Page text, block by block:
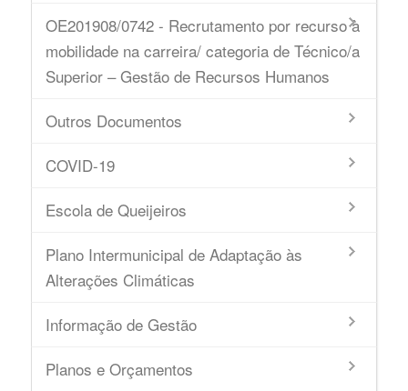
OE201908/0742 - Recrutamento por recurso à
mobilidade na carreira/ categoria de Técnico/a
Superior – Gestão de Recursos Humanos
Outros Documentos
COVID-19
Escola de Queijeiros
Plano Intermunicipal de Adaptação às
Alterações Climáticas
Informação de Gestão
Planos e Orçamentos